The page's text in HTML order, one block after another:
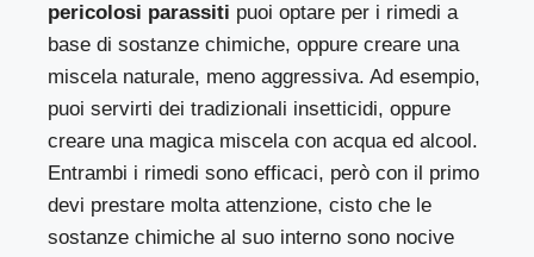
pericolosi parassiti puoi optare per i rimedi a
base di sostanze chimiche, oppure creare una
miscela naturale, meno aggressiva. Ad esempio,
puoi servirti dei tradizionali insetticidi, oppure
creare una magica miscela con acqua ed alcool.
Entrambi i rimedi sono efficaci, però con il primo
devi prestare molta attenzione, cisto che le
sostanze chimiche al suo interno sono nocive